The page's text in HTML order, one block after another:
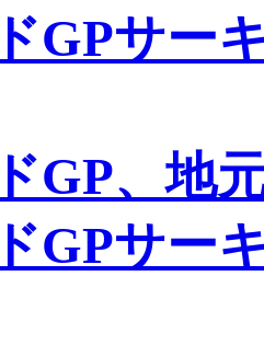
GPサー
GP、地
GPサー